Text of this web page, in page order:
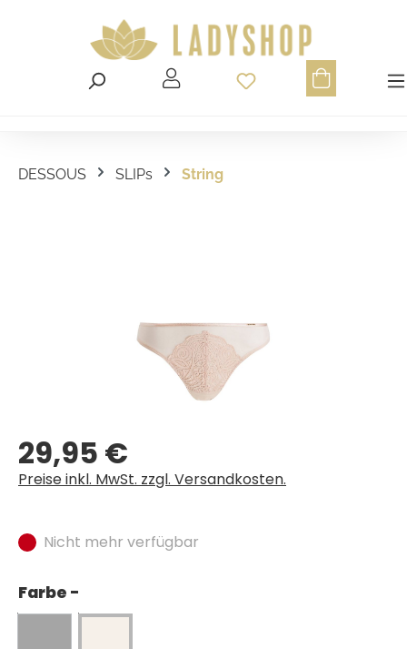
Du hast 0
DESSOUS SLIPs String
Regulärer Preis:
29,95 €
Preise inkl. MwSt. zzgl. Versandkosten.
Nicht mehr verfügbar
Farbe -